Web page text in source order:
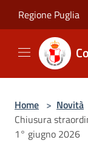
Regione Puglia
Home > Novità
Chiusura
1° giugno 2026